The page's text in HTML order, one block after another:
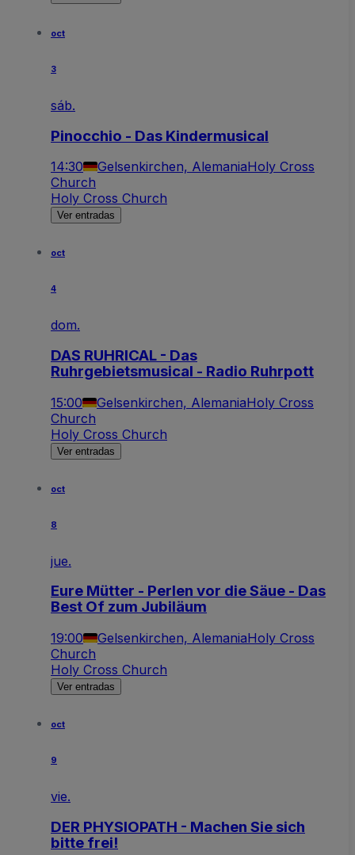
oct
3
sáb.
Pinocchio - Das Kindermusical
14:30 Gelsenkirchen, AlemaniaHoly Cross
Church
Holy Cross Church
Ver entradas
oct
4
dom.
DAS RUHRICAL - Das
Ruhrgebietsmusical - Radio Ruhrpott
15:00 Gelsenkirchen, AlemaniaHoly Cross
Church
Holy Cross Church
Ver entradas
oct
8
jue.
Eure Mütter - Perlen vor die Säue - Das
Best Of zum Jubiläum
19:00 Gelsenkirchen, AlemaniaHoly Cross
Church
Holy Cross Church
Ver entradas
oct
9
vie.
DER PHYSIOPATH - Machen Sie sich
bitte frei!